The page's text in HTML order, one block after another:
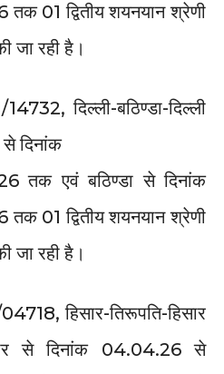
01 द्वितीय शयनयान श्रेणी
जा रही है।
दिल्ली-बठिण्डा-दिल्ली
दिनांक
तक एवं बठिण्डा से दिनांक
01 द्वितीय शयनयान श्रेणी
जा रही है।
हिसार-तिरूपति-हिसार
से दिनांक 04.04.26 से